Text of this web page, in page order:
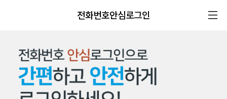
전화번호안심로그인